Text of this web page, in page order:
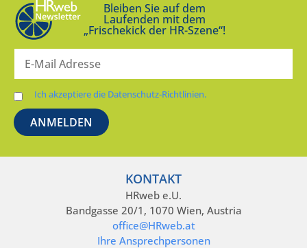
Bleiben Sie auf dem
Laufenden mit dem
„Frischekick der HR-Szene“!
Ich akzeptiere die Datenschutz-Richtlinien.
KONTAKT
HRweb e.U.
Bandgasse 20/1, 1070 Wien, Austria
office@HRweb.at
Ihre Ansprechpersonen